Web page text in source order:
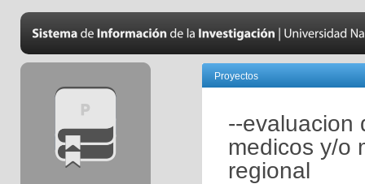
Proyectos
--evaluacion
medicos y/o
regional